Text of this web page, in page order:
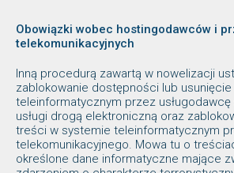
Obowiązki wobec hostingodawców i
telekomunikacyjnych
Inną procedurą zawartą w nowelizacji
zablokowanie dostępności lub
teleinformatycznym przez
usługi drogą elektroniczną oraz
treści w systemie teleinformatycznym
telekomunikacyjnego. Mowa tu o
określone dane informatyczne mające